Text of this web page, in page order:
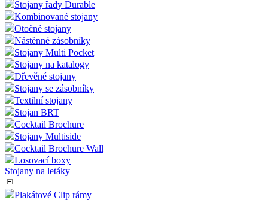
Stojany řady Durable
Kombinované stojany
Otočné stojany
Nástěnné zásobníky
Stojany Multi Pocket
Stojany na katalogy
Dřevěné stojany
Stojany se zásobníky
Textilní stojany
Stojan BRT
Cocktail Brochure
Stojany Multiside
Cocktail Brochure Wall
Losovací boxy
Stojany na letáky
Plakátové Clip rámy